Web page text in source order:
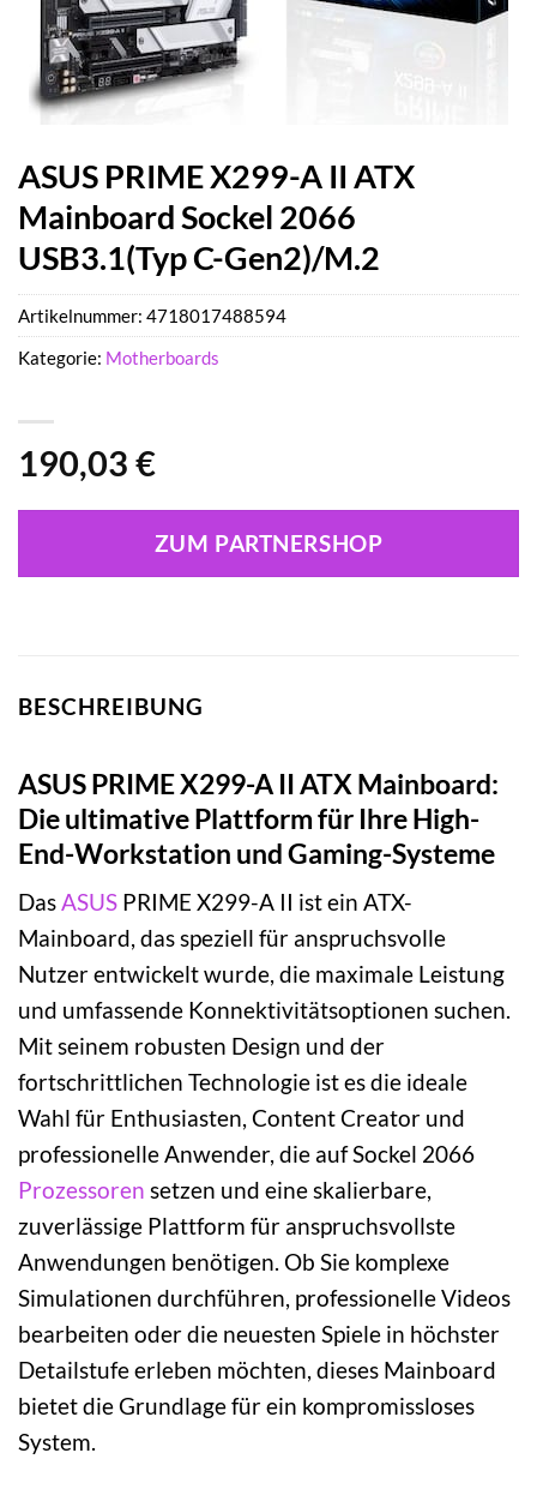
ASUS PRIME X299-A II ATX
Mainboard Sockel 2066
USB3.1(Typ C-Gen2)/M.2
190,03 €
ZUM PARTNERSHOP
Artikelnummer: 4718017488594
Kategorie: Motherboards
BESCHREIBUNG
ASUS PRIME X299-A II ATX Mainboard:
Die ultimative Plattform für Ihre High-
End-Workstation und Gaming-Systeme
DasASUS PRIME X299-A II ist ein ATX-
Mainboard, das speziell für anspruchsvolle
Nutzer entwickelt wurde, die maximale Leistung
und umfassende Konnektivitätsoptionen suchen.
Mit seinem robusten Design und der
fortschrittlichen Technologie ist es die ideale
Wahl für Enthusiasten, Content Creator und
professionelle Anwender, die auf Sockel 2066
Prozessoren setzen und eine skalierbare,
zuverlässige Plattform für anspruchsvollste
Anwendungen benötigen. Ob Sie komplexe
Simulationen durchführen, professionelle Videos
bearbeiten oder die neuesten Spiele in höchster
Detailstufe erleben möchten, dieses Mainboard
bietet die Grundlage für ein kompromissloses
System.